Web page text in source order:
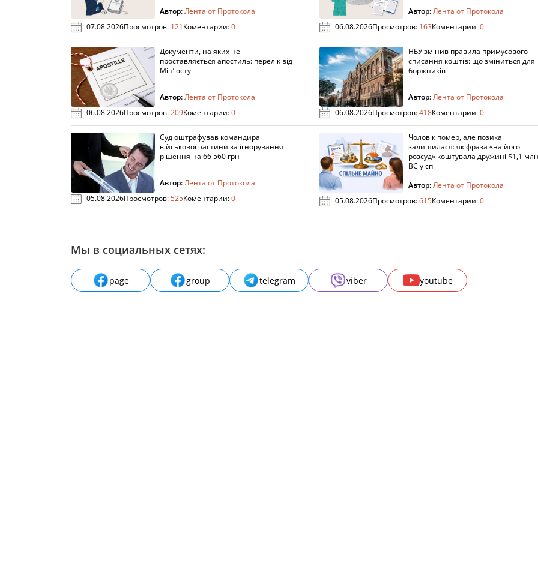
Автор:Лента от Протокола
07.08.2026Просмотров: 121Коментарии:0
Автор:Лента от Протокола
06.08.2026Просмотров: 163Коментарии:0
Документи, на яких не
проставляється апостиль: перелік від
Мін’юсту
Автор:Лента от Протокола
06.08.2026Просмотров:209Коментарии:0
НБУ змінив правила примусового
списання коштів: що зміниться для
боржників
Автор:Лента от Протокола
06.08.2026Просмотров:418Коментарии:0
Суд оштрафував командира
військової частини за ігнорування
рішення на 66 560 грн
Автор:Лента от Протокола
05.08.2026Просмотров:525Коментарии:0
Чоловік помер, але позика
залишилася: як фраза «на його
розсуд» коштувала дружині $1,1
ВС у сп
Автор:Лента от Протокола
05.08.2026Просмотров:615Коментарии:0
Мы в социальных сетях:
page group telegram viber youtube